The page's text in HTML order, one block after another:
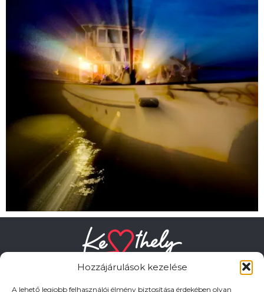
Hozzájárulások kezelése
A lehető legjobb felhasználói élmény biztosítása érdekében olyan